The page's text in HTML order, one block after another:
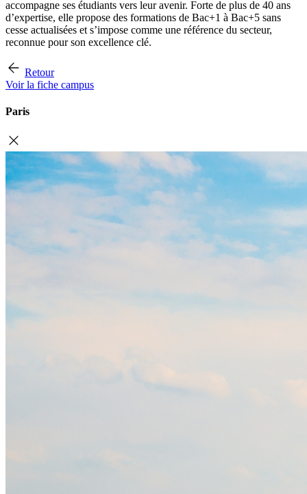
accompagne ses étudiants vers leur avenir. Forte de plus de 40 ans
d’expertise, elle propose des formations de Bac+1 à Bac+5 sans
cesse actualisées et s’impose comme une référence du secteur,
reconnue pour son excellence clé.
Retour
Voir la fiche campus
Paris